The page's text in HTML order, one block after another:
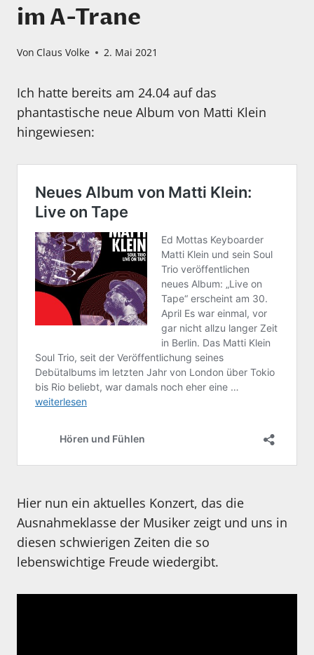
im A-Trane
Von Claus Volke 2. Mai 2021
Ich hatte bereits am 24.04 auf das
phantastische neue Album von Matti Klein
hingewiesen:
Hier nun ein aktuelles Konzert, das die
Ausnahmeklasse der Musiker zeigt und uns in
diesen schwierigen Zeiten die so
lebenswichtige Freude wiedergibt.